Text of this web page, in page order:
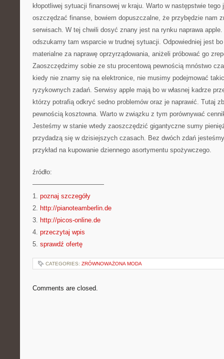
kłopotliwej sytuacji finansowej w kraju. Warto w następstwie tego
oszczędzać finanse, bowiem dopuszczalne, że przybędzie nam
serwisach. W tej chwili dosyć znany jest na rynku naprawa
odszukamy tam wsparcie w trudnej sytuacji. Odpowiedniej jest
materialne za naprawę oprzyrządowania, aniżeli próbować go
Zaoszczędzimy sobie ze stu procentową pewnością mnóstwo
kiedy nie znamy się na elektronice, nie musimy podejmować
ryzykownych zadań. Serwisy apple mają bo w własnej kadrze
którzy potrafią odkryć sedno problemów oraz je naprawić. Tutaj
pewnością kosztowna. Warto w związku z tym porównywać
Jesteśmy w stanie wtedy zaoszczędzić gigantyczne sumy
przydadzą się w dzisiejszych czasach. Bez dwóch zdań
przykład na kupowanie dziennego asortymentu spożywczego.
źródło:
———————————
1. poznaj szczegóły
2. http://pianoteamberlin.de
3. http://picos-online.de
4. przeczytaj wpis
5. sprawdź ofertę
CATEGORIES: ZRÓWNOWAŻONA MODA
Comments are closed.